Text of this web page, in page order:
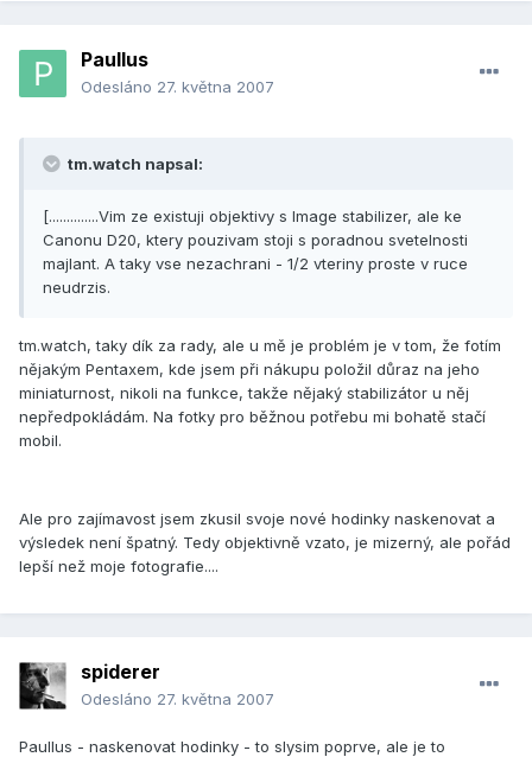
Paullus
Odesláno 27. května 2007
tm.watch napsal:
[..............Vim ze existuji objektivy s Image stabilizer, ale ke
Canonu D20, ktery pouzivam stoji s poradnou svetelnosti
majlant. A taky vse nezachrani - 1/2 vteriny proste v ruce
neudrzis.
tm.watch, taky dík za rady, ale u mě je problém je v tom, že fotím
nějakým Pentaxem, kde jsem při nákupu položil důraz na jeho
miniaturnost, nikoli na funkce, takže nějaký stabilizátor u něj
nepředpokládám. Na fotky pro běžnou potřebu mi bohatě stačí
mobil.
Ale pro zajímavost jsem zkusil svoje nové hodinky naskenovat a
výsledek není špatný. Tedy objektivně vzato, je mizerný, ale pořád
lepší než moje fotografie....
spiderer
Odesláno 27. května 2007
Paullus - naskenovat hodinky - to slysim poprve, ale je to